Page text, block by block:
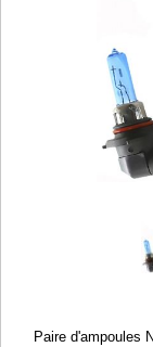
Paire d'ampoules